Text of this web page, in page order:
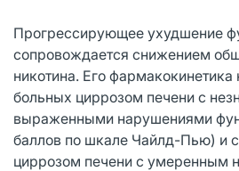
Прогрессирующее ухудшение
сопровождается снижением
никотина. Его фармакокинетика
больных циррозом печени с
выраженными нарушениями
баллов по шкале Чайлд-Пью) и
циррозом печени с умеренным